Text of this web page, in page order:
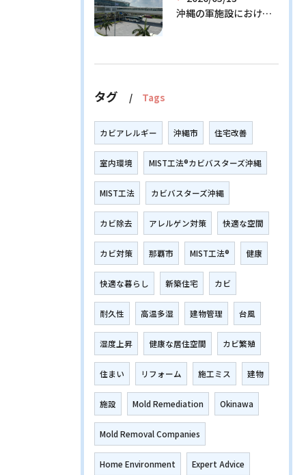
沖縄の軍施設における通信設備に潜む隠れたリスクとその解決策
タグ Tags
カビアレルギー 沖縄市 住宅改善
室内環境 MIST工法®カビバスターズ沖縄
MIST工法 カビバスターズ沖縄
カビ除去 アレルゲン対策 快適な空間
カビ対策 那覇市 MIST工法® 健康
快適な暮らし 新築住宅 カビ
耐久性 高温多湿 建物管理 台風
湿度上昇 健康な居住空間 カビ繁殖
住まい リフォーム 施工ミス 建物
施設 Mold Remediation Okinawa
Mold Removal Companies
Home Environment Expert Advice